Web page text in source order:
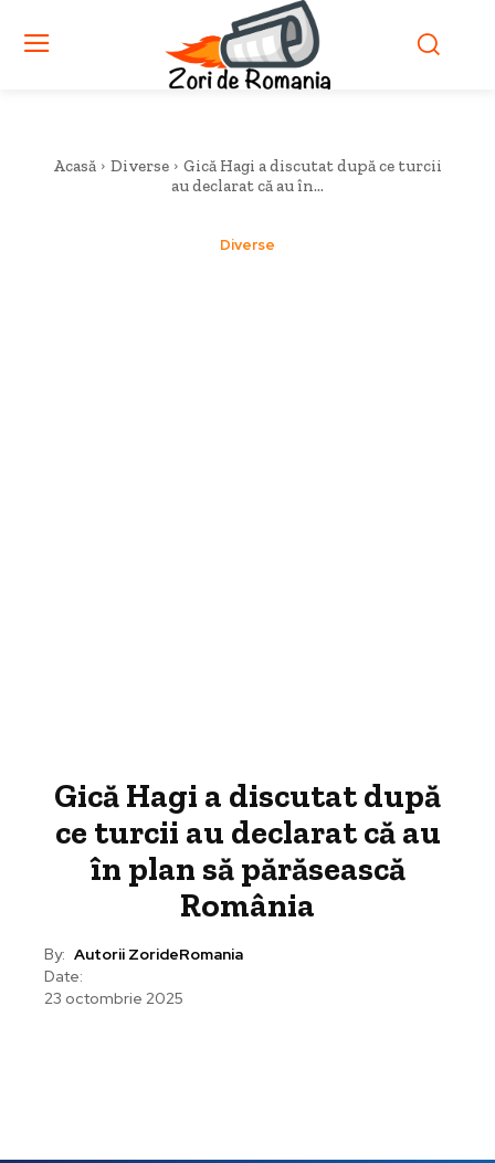
Acasă Diverse
Gică Hagi a discutat după ce turcii
au declarat că au în...
Diverse
Gică Hagi a discutat după
ce turcii au declarat că au
în plan să părăsească
România
By: Autorii ZorideRomania
Date:
23 octombrie 2025